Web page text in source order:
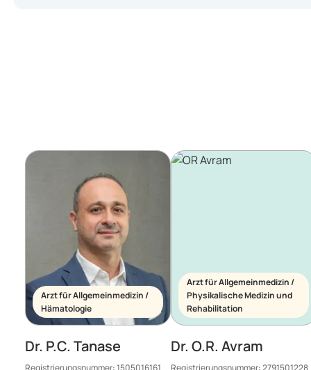
Arzt für Allgemeinmedizin /
Hämatologie
Dr. P.C. Tanase
Registrierungsnummer:1505016161
Arzt für Allgemeinmedizin /
Physikalische Medizin und
Rehabilitation
Dr. O.R. Avram
Registrierungsnummer:2791501228